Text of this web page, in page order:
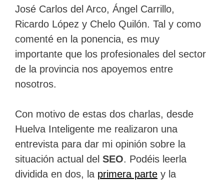
José Carlos del Arco, Ángel Carrillo,
Ricardo López y Chelo Quilón. Tal y como
comenté en la ponencia, es muy
importante que los profesionales del sector
de la provincia nos apoyemos entre
nosotros.
Con motivo de estas dos charlas, desde
Huelva Inteligente me realizaron una
entrevista para dar mi opinión sobre la
situación actual del SEO. Podéis leerla
dividida en dos, la primera parte y la